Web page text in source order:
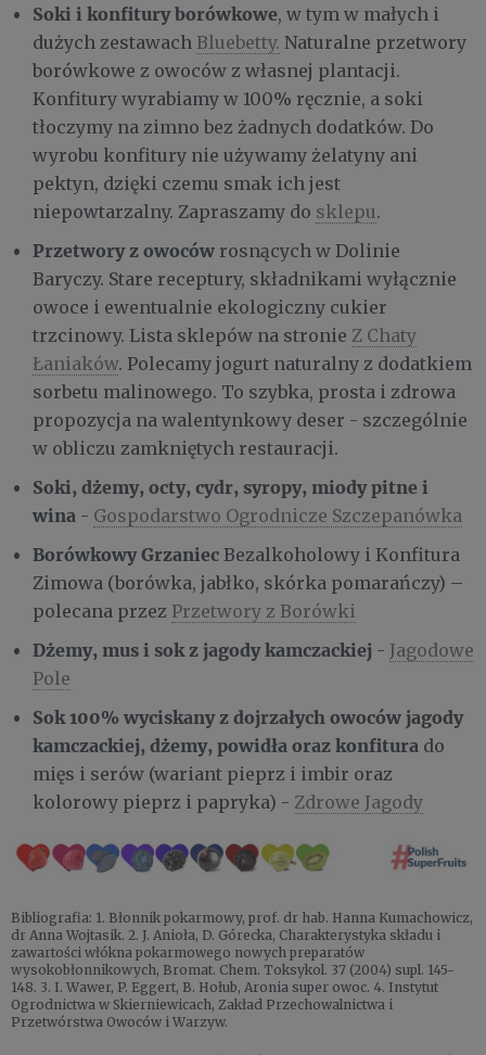
Soki i konfitury borówkowe, w tym w małych i
dużych zestawach Bluebetty. Naturalne przetwory
borówkowe z owoców z własnej plantacji.
Konfitury wyrabiamy w 100% ręcznie, a soki
tłoczymy na zimno bez żadnych dodatków. Do
wyrobu konfitury nie używamy żelatyny ani
pektyn, dzięki czemu smak ich jest
niepowtarzalny. Zapraszamy do sklepu.
Przetwory z owoców rosnących w Dolinie
Baryczy. Stare receptury, składnikami wyłącznie
owoce i ewentualnie ekologiczny cukier
trzcinowy. Lista sklepów na stronie Z Chaty
Łaniaków. Polecamy jogurt naturalny z dodatkiem
sorbetu malinowego. To szybka, prosta i zdrowa
propozycja na walentynkowy deser - szczególnie
w obliczu zamkniętych restauracji.
Soki, dżemy, octy, cydr, syropy, miody pitne i
wina - Gospodarstwo Ogrodnicze Szczepanówka
Borówkowy Grzaniec Bezalkoholowy i Konfitura
Zimowa (borówka, jabłko, skórka pomarańczy) –
polecana przez Przetwory z Borówki
Dżemy, mus i sok z jagody kamczackiej - Jagodowe
Pole
Sok 100% wyciskany z dojrzałych owoców jagody
kamczackiej, dżemy, powidła oraz konfitura do
mięs i serów (wariant pieprz i imbir oraz
kolorowy pieprz i papryka) - Zdrowe Jagody
Bibliografia: 1. Błonnik pokarmowy, prof. dr hab. Hanna Kumachowicz,
dr Anna Wojtasik. 2. J. Anioła, D. Górecka, Charakterystyka składu i
zawartości włókna pokarmowego nowych preparatów
wysokobłonnikowych, Bromat. Chem. Toksykol. 37 (2004) supl. 145-
148. 3. I. Wawer, P. Eggert, B. Hołub, Aronia super owoc. 4. Instytut
Ogrodnictwa w Skierniewicach, Zakład Przechowalnictwa i
Przetwórstwa Owoców i Warzyw.